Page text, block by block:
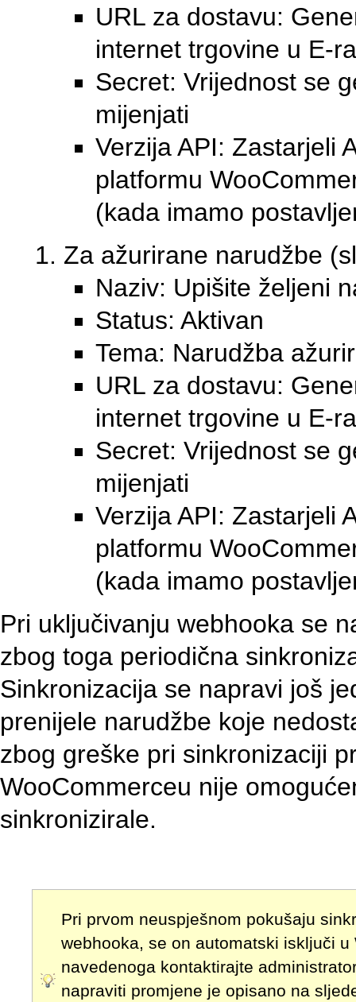
URL za dostavu:
internet trgovine u E-
Secret: Vrijednost se
mijenjati
Verzija API: Zastarjeli
platformu
(kada imamo
Za ažurirane narudžbe
Naziv: Upišite željeni
Status: Aktivan
Tema: Narudžba
URL za dostavu:
internet trgovine u E-
Secret: Vrijednost se
mijenjati
Verzija API: Zastarjeli
platformu
(kada imamo
Pri uključivanju webhooka se
zbog toga periodična
Sinkronizacija se napravi još
prenijele narudžbe koje
zbog greške pri sinkronizaciji
WooCommerceu nije
sinkronizirale.
Pri prvom neuspješnom pokušaju
webhooka, se on automatski isključi
navedenoga kontaktirajte
napraviti promjene je opisano na